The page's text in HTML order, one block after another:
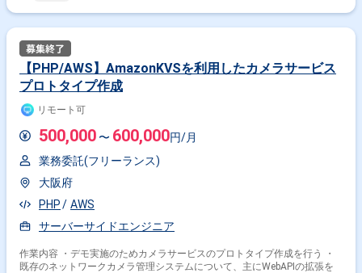
【PHP/AWS】AmazonKVSを利用したカメラサービス
プロトタイプ作成
リモート可
500,000 〜 600,000円/月
業務委託(フリーランス)
大阪府
PHP
AWS
サーバーサイドエンジニア
作業内容 ・デモ実施のためカメラサービスのプロトタイプ作成を行う ・
既存のネットワークカメラ管理システムについて、主にWebAPIの拡張を